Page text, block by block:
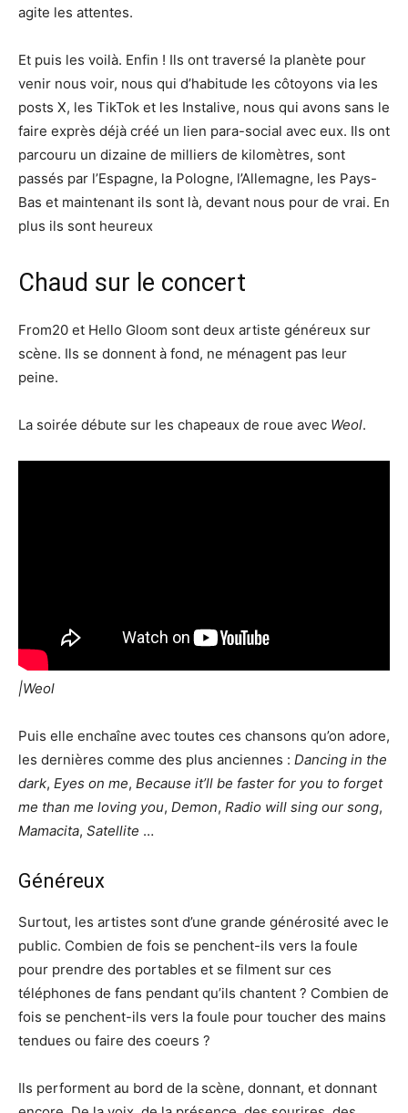
agite les attentes.
Et puis les voilà. Enfin ! Ils ont traversé la planète pour
venir nous voir, nous qui d’habitude les côtoyons via les
posts X, les TikTok et les Instalive, nous qui avons sans le
faire exprès déjà créé un lien para-social avec eux. Ils ont
parcouru un dizaine de milliers de kilomètres, sont
passés par l’Espagne, la Pologne, l’Allemagne, les Pays-
Bas et maintenant ils sont là, devant nous pour de vrai. En
plus ils sont heureux
Chaud sur le concert
From20 et Hello Gloom sont deux artiste généreux sur
scène. Ils se donnent à fond, ne ménagent pas leur
peine.
La soirée débute sur les chapeaux de roue avec Weol.
|Weol
Puis elle enchaîne avec toutes ces chansons qu’on adore,
les dernières comme des plus anciennes : Dancing in the
dark, Eyes on me, Because it’ll be faster for you to forget
me than me loving you, Demon, Radio will sing our song,
Mamacita, Satellite …
Généreux
Surtout, les artistes sont d’une grande générosité avec le
public. Combien de fois se penchent-ils vers la foule
pour prendre des portables et se filment sur ces
téléphones de fans pendant qu’ils chantent ? Combien de
fois se penchent-ils vers la foule pour toucher des mains
tendues ou faire des coeurs ?
Ils performent au bord de la scène, donnant, et donnant